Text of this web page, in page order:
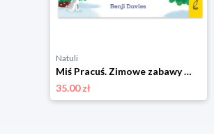
Natuli
Miś Pracuś. Zimowe zabawy Wilga
35.00 zł